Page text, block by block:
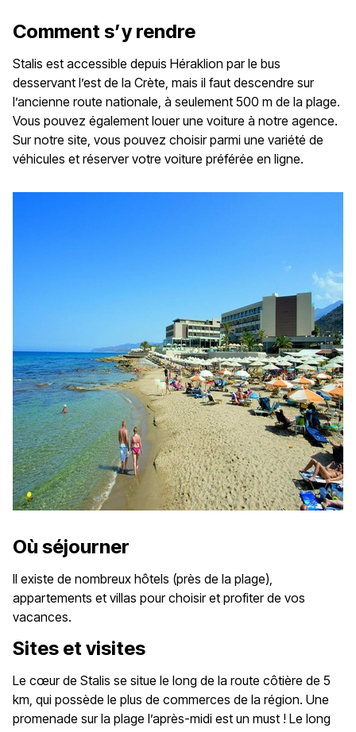
Comment s’y rendre
Stalis est accessible depuis Héraklion par le bus
desservant l’est de la Crète, mais il faut descendre sur
l’ancienne route nationale, à seulement 500 m de la plage.
Vous pouvez également louer une voiture à notre agence.
Sur notre site, vous pouvez choisir parmi une variété de
véhicules et réserver votre voiture préférée en ligne.
Où séjourner
Il existe de nombreux hôtels (près de la plage),
appartements et villas pour choisir et profiter de vos
vacances.
Sites et visites
Le cœur de Stalis se situe le long de la route côtière de 5
km, qui possède le plus de commerces de la région. Une
promenade sur la plage l’après-midi est un must ! Le long